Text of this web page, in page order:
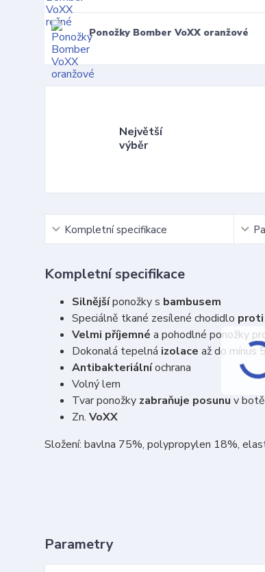
Ponožky Bomber VoXX oranžové
Největší
výběr
Kompletní specifikace
Kompletní specifikace
Silnějšíponožky s bambusem
Speciálně tkané zesílené chodidlo
Velmi příjemné a pohodlné ponožky
Dokonalá tepelná izolace až do mínus
Antibakteriálníochrana
Volný lem
Tvar ponožky zabraňuje posunu v botě
Zn. VoXX
Složení: bavlna 75%, polypropylen 18%,
Parametry